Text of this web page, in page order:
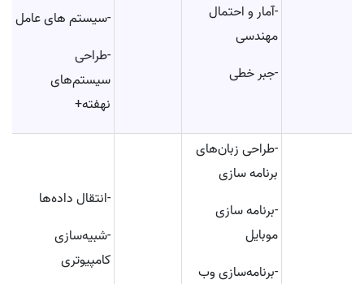
-آمار و احتمال
مهندسی
-جبر خطی
-سیستم های عامل
-طراحی
سیستم‌های
نهفته+
-طراحی زبان‌های
برنامه سازی
-برنامه سازی
موبایل
-برنامه‌سازی وب
-انتقال داده‌ها
-شبیه‌سازی
کامپیوتری